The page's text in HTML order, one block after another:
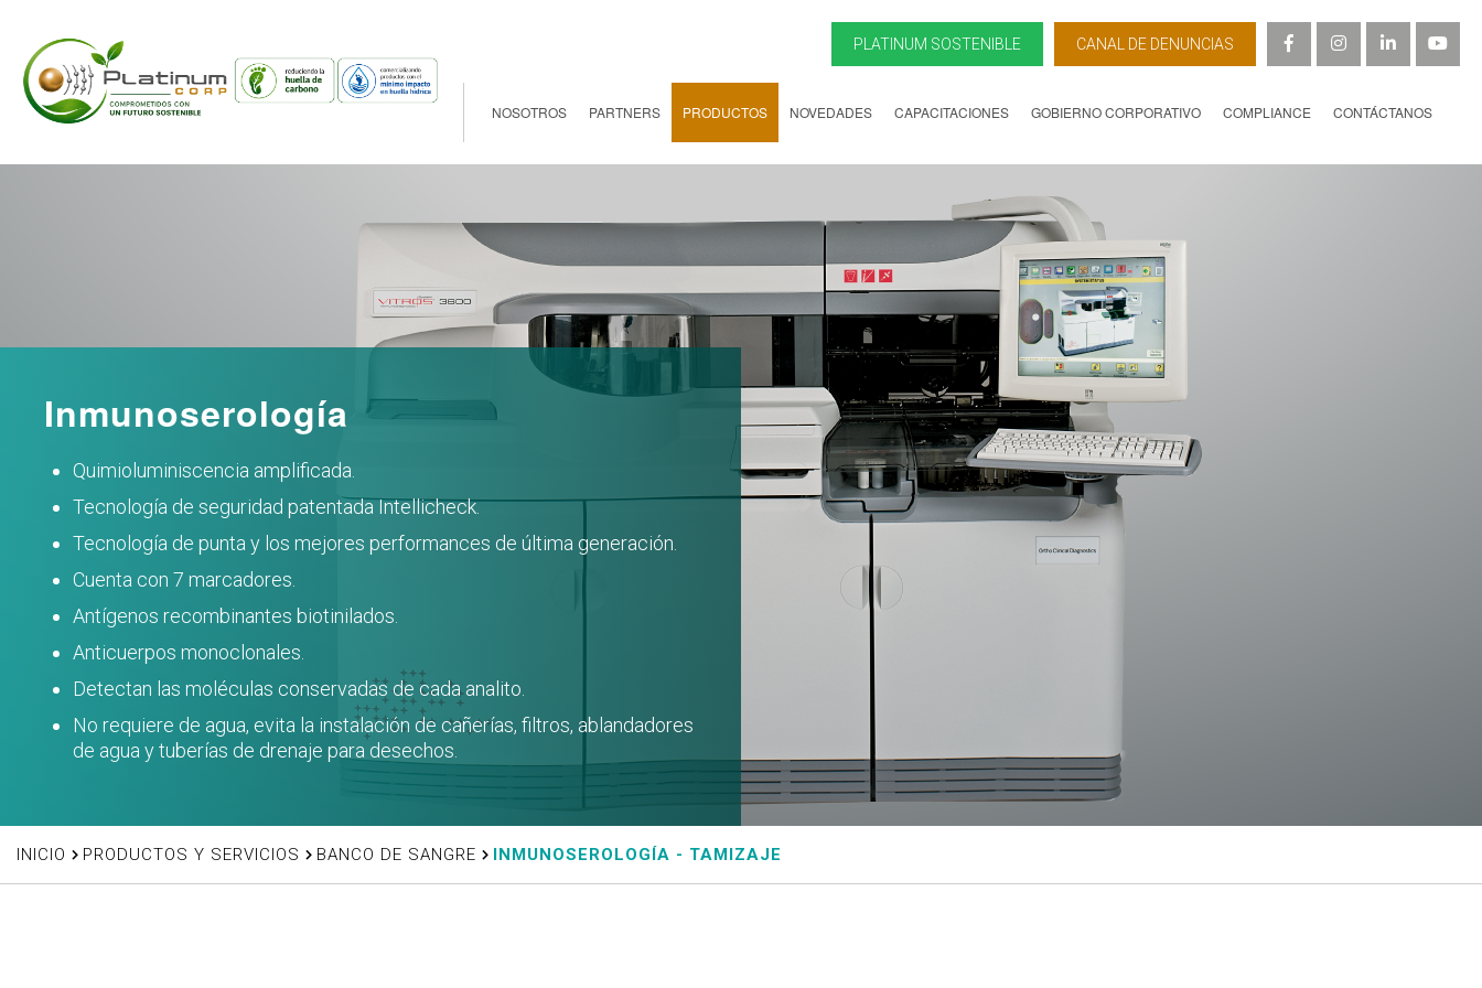
CANAL DE DENUNCIAS
PLATINUM SOSTENIBLE
NOSOTROS PARTNERS PRODUCTOS NOVEDADES CAPACITACIONES GOBIERNO CORPORATIVO COMPLIANCE CONTÁCTANOS
Inmunoserología
Quimioluminiscencia amplificada.
Tecnología de seguridad patentada Intellicheck.
Tecnología de punta y los mejores performances de última generación.
Cuenta con 7 marcadores.
Antígenos recombinantes biotinilados.
Anticuerpos monoclonales.
Detectan las moléculas conservadas de cada analito.
No requiere de agua, evita la instalación de cañerías, filtros, ablandadores
de agua y tuberías de drenaje para desechos.
INICIO PRODUCTOS Y SERVICIOS BANCO DE SANGRE INMUNOSEROLOGÍA - TAMIZAJE